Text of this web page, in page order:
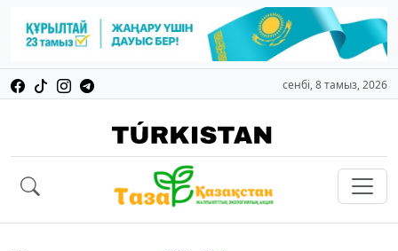
сенбі, 8 тамыз, 2026